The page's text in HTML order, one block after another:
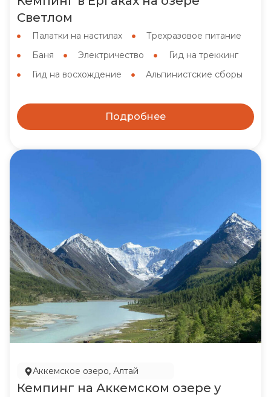
Светлом
Палатки на настилах
Трехразовое питание
Баня
Электричество
Гид на треккинг
Гид на восхождение
Альпинистские сборы
Подробнее
Аккемское озеро, Алтай
Кемпинг на Аккемском озере у